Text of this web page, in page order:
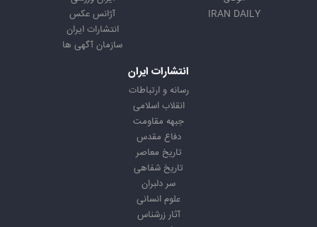
IRAN DAILY
آژانس عکس
انتشارات ایران
سازمان آگهی ها
انتشارات ایران
رسانه و ارتباطات
انقلاب اسلامی
جبهه مقاومت
دفاع مقدس
تاریخ معاصر
تاریخ شفاهی
سر دلبران
علوم انسانی
آثار زرشناس